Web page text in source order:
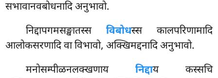
सभावानवबोधनादि अनुभावो.
निद्दापगमसङ्खातस्स विबोधस्स कालपरिणामादि
आलोकसरणादि वा विभावो, अक्खिमद्दनादि अनुभावो.
मनोसम्पीळनलक्खणाय निद्दाय कस्सचि